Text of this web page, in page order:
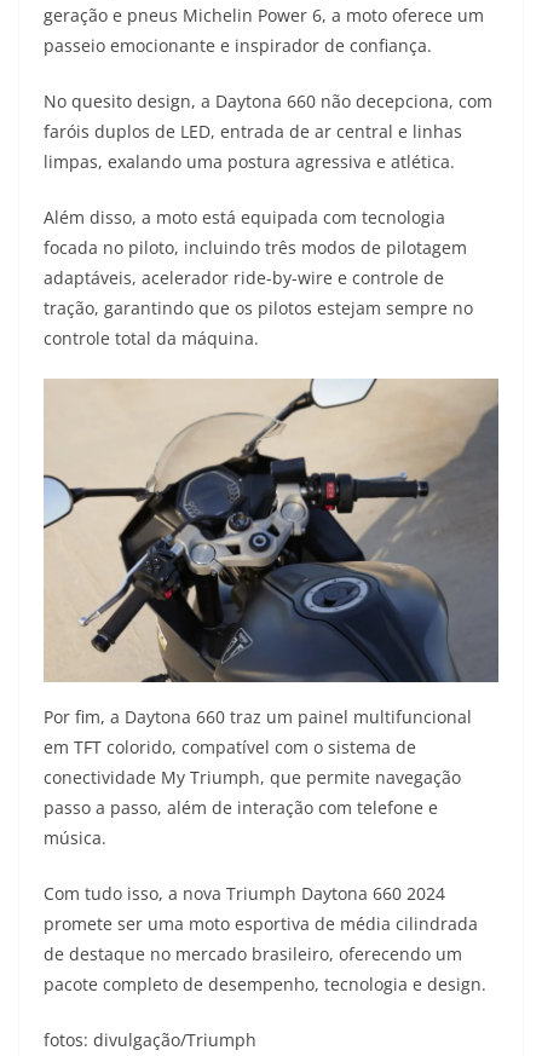
geração e pneus Michelin Power 6, a moto oferece um
passeio emocionante e inspirador de confiança.
No quesito design, a Daytona 660 não decepciona, com
faróis duplos de LED, entrada de ar central e linhas
limpas, exalando uma postura agressiva e atlética.
Além disso, a moto está equipada com tecnologia
focada no piloto, incluindo três modos de pilotagem
adaptáveis, acelerador ride-by-wire e controle de
tração, garantindo que os pilotos estejam sempre no
controle total da máquina.
Por fim, a Daytona 660 traz um painel multifuncional
em TFT colorido, compatível com o sistema de
conectividade My Triumph, que permite navegação
passo a passo, além de interação com telefone e
música.
Com tudo isso, a nova Triumph Daytona 660 2024
promete ser uma moto esportiva de média cilindrada
de destaque no mercado brasileiro, oferecendo um
pacote completo de desempenho, tecnologia e design.
fotos: divulgação/Triumph